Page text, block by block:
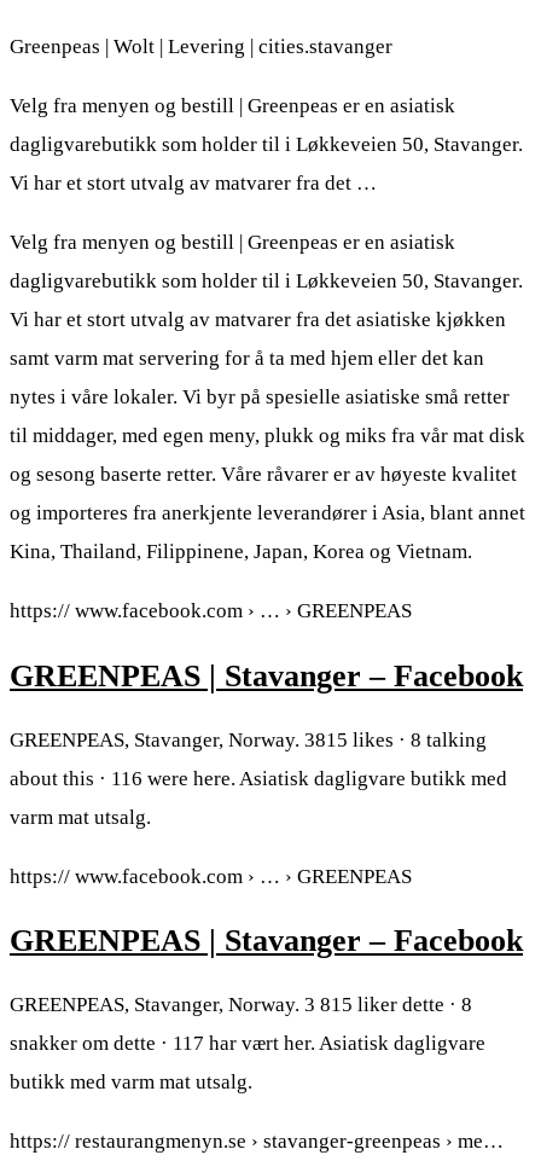
Greenpeas | Wolt | Levering | cities.stavanger
Velg fra menyen og bestill | Greenpeas er en asiatisk
dagligvarebutikk som holder til i Løkkeveien 50, Stavanger.
Vi har et stort utvalg av matvarer fra det …
Velg fra menyen og bestill | Greenpeas er en asiatisk
dagligvarebutikk som holder til i Løkkeveien 50, Stavanger.
Vi har et stort utvalg av matvarer fra det asiatiske kjøkken
samt varm mat servering for å ta med hjem eller det kan
nytes i våre lokaler. Vi byr på spesielle asiatiske små retter
til middager, med egen meny, plukk og miks fra vår mat disk
og sesong baserte retter. Våre råvarer er av høyeste kvalitet
og importeres fra anerkjente leverandører i Asia, blant annet
Kina, Thailand, Filippinene, Japan, Korea og Vietnam.
https:// www.facebook.com › … › GREENPEAS
GREENPEAS | Stavanger – Facebook
GREENPEAS, Stavanger, Norway. 3815 likes · 8 talking
about this · 116 were here. Asiatisk dagligvare butikk med
varm mat utsalg.
https:// www.facebook.com › … › GREENPEAS
GREENPEAS | Stavanger – Facebook
GREENPEAS, Stavanger, Norway. 3 815 liker dette · 8
snakker om dette · 117 har vært her. Asiatisk dagligvare
butikk med varm mat utsalg.
https:// restaurangmenyn.se › stavanger-greenpeas › me…